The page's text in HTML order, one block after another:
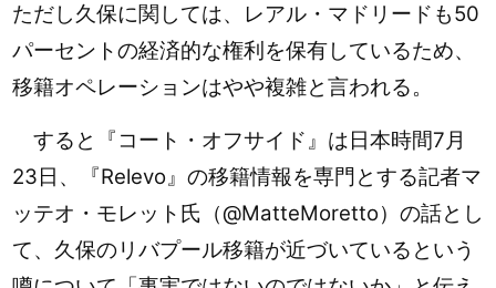
ただし久保に関しては、レアル・マドリードも50
パーセントの経済的な権利を保有しているため、
移籍オペレーションはやや複雑と言われる。
すると『コート・オフサイド』は日本時間7月
23日、『Relevo』の移籍情報を専門とする記者マ
ッテオ・モレット氏（@MatteMoretto）の話とし
て、久保のリバプール移籍が近づいているという